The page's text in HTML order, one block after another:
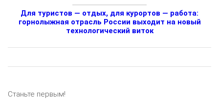
Для туристов — отдых, для курортов — работа:
горнолыжная отрасль России выходит на новый
технологический виток
Станьте первым!